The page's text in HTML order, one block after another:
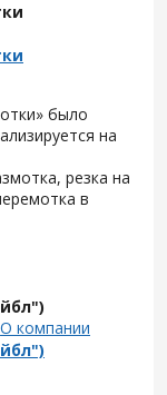
было
на
резка на
в
О компании